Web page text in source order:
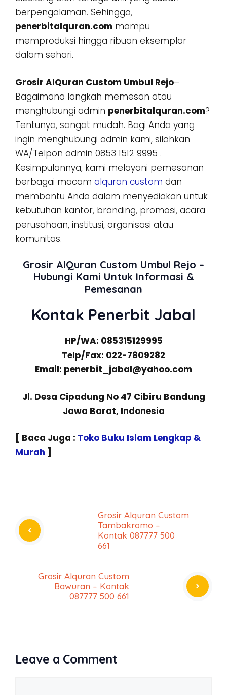
berpengalaman. Sehingga,
penerbitalquran.com mampu
memproduksi hingga ribuan eksemplar
dalam sehari.
Grosir AlQuran Custom Umbul Rejo–
Bagaimana langkah memesan atau
menghubungi admin penerbitalquran.com?
Tentunya, sangat mudah. Bagi Anda yang
ingin menghubungi admin kami, silahkan
WA/Telpon admin 0853 1512 9995 .
Kesimpulannya, kami melayani pemesanan
berbagai macam alquran custom dan
membantu Anda dalam menyediakan untuk
kebutuhan kantor, branding, promosi, acara
perusahaan, institusi, organisasi atau
komunitas.
Grosir AlQuran Custom Umbul Rejo –
Hubungi Kami Untuk Informasi &
Pemesanan
Kontak Penerbit Jabal
HP/WA: 085315129995
Telp/Fax: 022-7809282
Email: penerbit_jabal@yahoo.com
Jl. Desa Cipadung No 47 Cibiru Bandung
Jawa Barat, Indonesia
[ Baca Juga : Toko Buku Islam Lengkap &
Murah ]
Grosir Alquran Custom
Tambakromo –
Kontak 087777 500
661
Grosir Alquran Custom
Bawuran – Kontak
087777 500 661
Leave a Comment